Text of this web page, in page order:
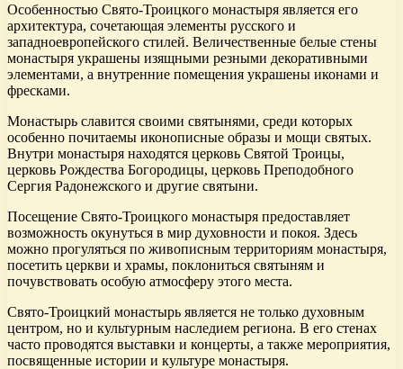
Особенностью Свято-Троицкого монастыря является его
архитектура, сочетающая элементы русского и
западноевропейского стилей. Величественные белые стены
монастыря украшены изящными резными декоративными
элементами, а внутренние помещения украшены иконами и
фресками.
Монастырь славится своими святынями, среди которых
особенно почитаемы иконописные образы и мощи святых.
Внутри монастыря находятся церковь Святой Троицы,
церковь Рождества Богородицы, церковь Преподобного
Сергия Радонежского и другие святыни.
Посещение Свято-Троицкого монастыря предоставляет
возможность окунуться в мир духовности и покоя. Здесь
можно прогуляться по живописным территориям монастыря,
посетить церкви и храмы, поклониться святыням и
почувствовать особую атмосферу этого места.
Свято-Троицкий монастырь является не только духовным
центром, но и культурным наследием региона. В его стенах
часто проводятся выставки и концерты, а также мероприятия,
посвященные истории и культуре монастыря.